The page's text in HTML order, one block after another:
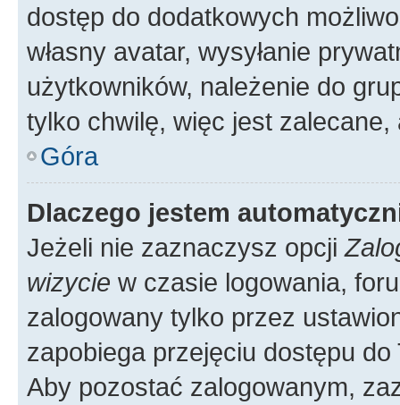
dostęp do dodatkowych
własny avatar, wysyłanie
użytkowników, należenie do
tylko chwilę, więc jest zalecane,
Góra
Dlaczego jestem
Jeżeli nie zaznaczysz opcji
wizycie w czasie logowania,
zalogowany tylko przez
zapobiega przejęciu dostępu
Aby pozostać zalogowanym,